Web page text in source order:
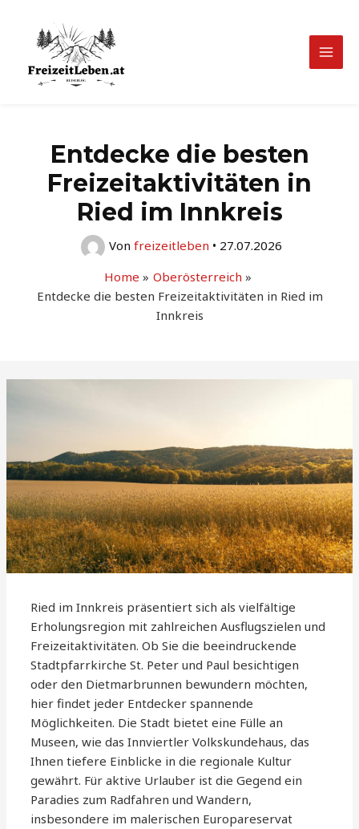
springen
Main
Entdecke die besten
Freizeitaktivitäten in
Ried im Innkreis
Von freizeitleben • 27.07.2026
Home
Oberösterreich
Entdecke die besten Freizeitaktivitäten in Ried im
Innkreis
Ried im Innkreis präsentiert sich als vielfältige
Erholungsregion mit zahlreichen Ausflugszielen und
Freizeitaktivitäten. Ob Sie die beeindruckende
Stadtpfarrkirche St. Peter und Paul besichtigen
oder den Dietmarbrunnen bewundern möchten,
hier findet jeder Entdecker spannende
Möglichkeiten. Die Stadt bietet eine Fülle an
Museen, wie das Innviertler Volkskundehaus, das
Ihnen tiefere Einblicke in die regionale Kultur
gewährt. Für aktive Urlauber ist die Gegend ein
Paradies zum Radfahren und Wandern,
insbesondere im malerischen Europareservat